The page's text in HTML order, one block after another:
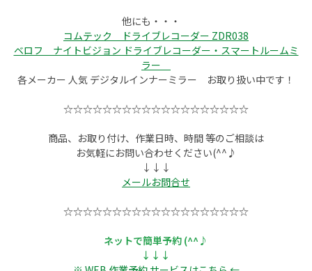
他にも・・・
コムテック ドライブレコーダー ZDR038
ベロフ ナイトビジョン ドライブレコーダー・スマートルームミ
ラー
各メーカー 人気 デジタルインナーミラー お取り扱い中です！
☆☆☆☆☆☆☆☆☆☆☆☆☆☆☆☆☆☆☆
商品、お取り付け、作業日時、時間 等のご相談は
お気軽にお問い合わせください(^^♪
↓↓↓
メールお問合せ
☆☆☆☆☆☆☆☆☆☆☆☆☆☆☆☆☆☆☆
ネットで簡単予約 (^^♪
↓↓↓